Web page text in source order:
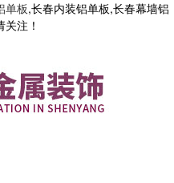
单板,长春内装铝单板,长春幕墙铝
注！